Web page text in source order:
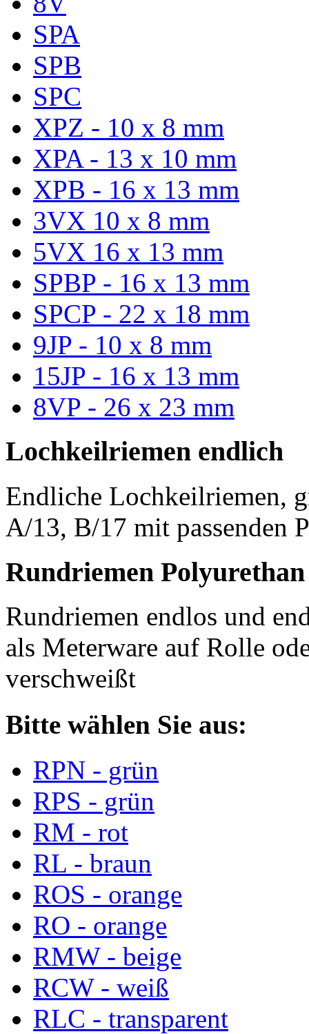
SPA
SPB
SPC
XPZ - 10 x 8 mm
XPA - 13 x 10 mm
XPB - 16 x 13 mm
3VX 10 x 8 mm
5VX 16 x 13 mm
SPBP - 16 x 13 mm
SPCP - 22 x 18 mm
9JP - 10 x 8 mm
15JP - 16 x 13 mm
8VP - 26 x 23 mm
Lochkeilriemen endlich
Endliche Lochkeilriemen,
A/13, B/17 mit passenden
Rundriemen Polyurethan
Rundriemen endlos und
als Meterware auf Rolle
verschweißt
Bitte wählen Sie aus:
RPN - grün
RPS - grün
RM - rot
RL - braun
ROS - orange
RO - orange
RMW - beige
RCW - weiß
RLC - transparent